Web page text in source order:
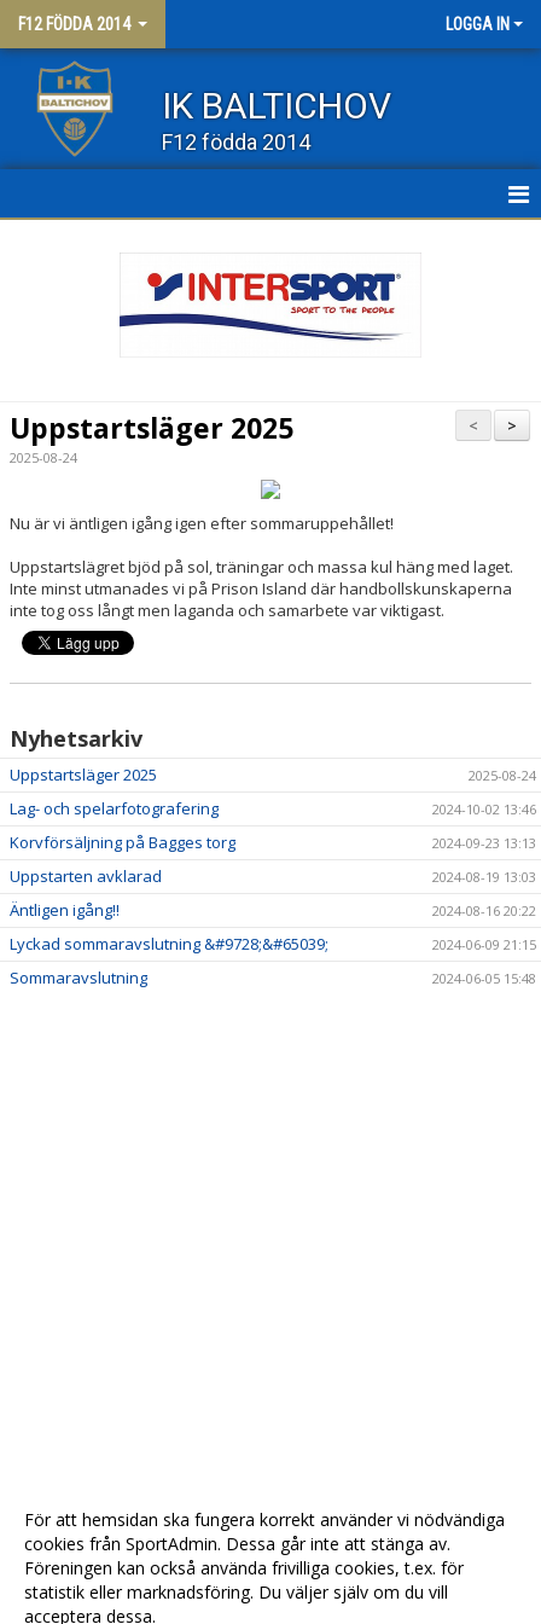
F12 FÖDDA 2014 LOGGA IN
IK BALTICHOV
F12 födda 2014
TRUPPEN
KONTAKT
>
<
Uppstartsläger 2025
2025-08-24
Nu är vi äntligen igång igen efter sommaruppehållet!
Uppstartslägret bjöd på sol, träningar och massa kul häng med laget.
Inte minst utmanades vi på Prison Island där handbollskunskaperna
inte tog oss långt men laganda och samarbete var viktigast.
Nyhetsarkiv
Uppstartsläger 2025 2025-08-24
Lag- och spelarfotografering 2024-10-02 13:46
Korvförsäljning på Bagges torg 2024-09-23 13:13
Uppstarten avklarad 2024-08-19 13:03
Äntligen igång!! 2024-08-16 20:22
Lyckad sommaravslutning &#9728;&#65039; 2024-06-09 21:15
Sommaravslutning 2024-06-05 15:48
För att hemsidan ska fungera korrekt använder vi nödvändiga
cookies från SportAdmin. Dessa går inte att stänga av.
Föreningen kan också använda frivilliga cookies, t.ex. för
statistik eller marknadsföring. Du väljer själv om du vill
acceptera dessa.